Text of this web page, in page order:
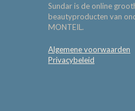
Sundar is de online
beautyproducten van
MONTEIL.
Algemene voorwaarden
Privacybeleid